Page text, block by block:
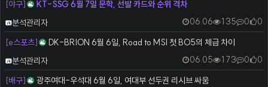
[야구]
KT-SSG 6월 7일 문학, 선발 카드와 순위 격차
등록자
분석관리자 06.06 135 0
0
[e스포츠]
DK-BRION 6월 6일, Road to MSI 첫 BO5의 체급 차이
등록자
분석관리자 06.05 173 0
0
[배구]
광주여대-우석대 6월 6일, 여대부 선두권 리시브 싸움